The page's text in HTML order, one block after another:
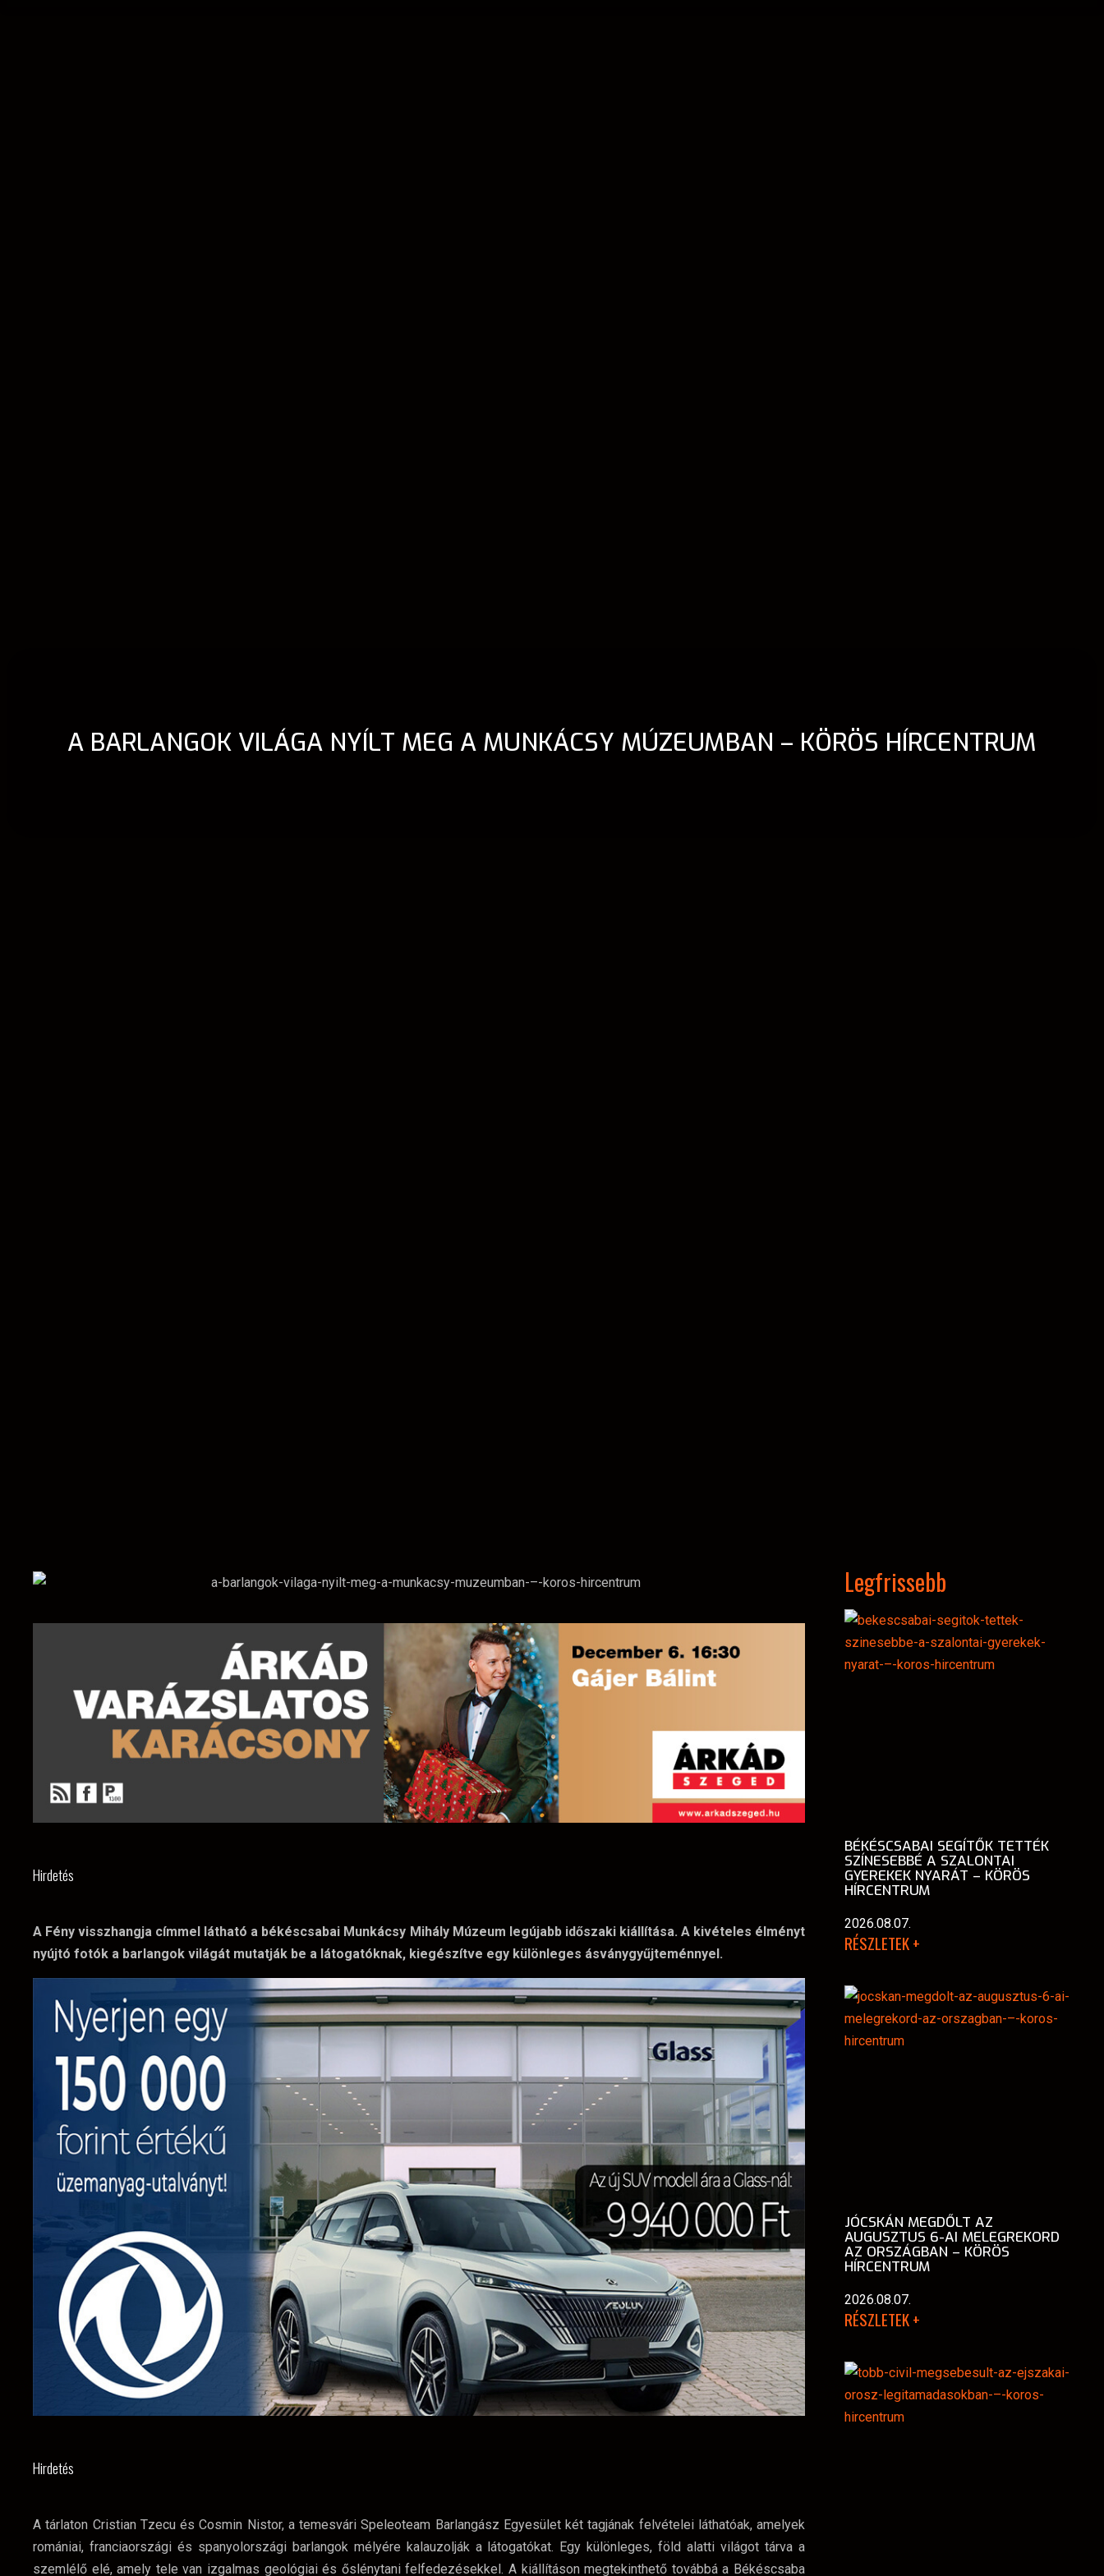
A BARLANGOK VILÁGA NYÍLT MEG A MUNKÁCSY MÚZEUMBAN – KÖRÖS HÍRCENTRUM
Hirdetés
A Fény visszhangja címmel látható a békéscsabai Munkácsy Mihály Múzeum legújabb időszaki kiállítása. A kivételes élményt
nyújtó fotók a barlangok világát mutatják be a látogatóknak, kiegészítve egy különleges ásványgyűjteménnyel.
Hirdetés
A tárlaton Cristian Tzecu és Cosmin Nistor, a temesvári Speleoteam Barlangász Egyesület két tagjának felvételei láthatóak, amelyek
romániai, franciaországi és spanyolországi barlangok mélyére kalauzolják a látogatókat. Egy különleges, föld alatti világot tárva a
szemlélő elé, amely tele van izgalmas geológiai és őslénytani felfedezésekkel. A kiállításon megtekinthető továbbá a Békéscsaba
Legfrissebb
BÉKÉSCSABAI SEGÍTŐK TETTÉK
SZÍNESEBBÉ A SZALONTAI
GYEREKEK NYARÁT – KÖRÖS
HÍRCENTRUM
2026.08.07.
RÉSZLETEK +
JÓCSKÁN MEGDŐLT AZ
AUGUSZTUS 6-AI MELEGREKORD
AZ ORSZÁGBAN – KÖRÖS
HÍRCENTRUM
2026.08.07.
RÉSZLETEK +